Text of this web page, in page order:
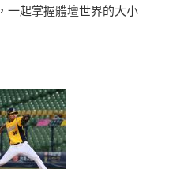
，一起掌握體壇世界的大小